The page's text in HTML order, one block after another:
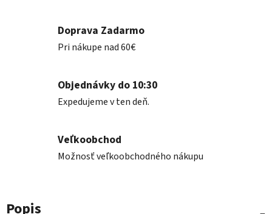
Doprava Zadarmo
Pri nákupe nad 60€
Objednávky do 10:30
Expedujeme v ten deň.
Veľkoobchod
Možnosť veľkoobchodného nákupu
Popis